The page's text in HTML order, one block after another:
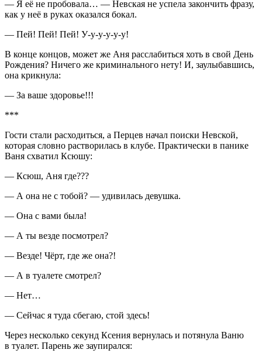
— Я её не пробовала… — Невская не успела закончить фразу,
как у неё в руках оказался бокал.
— Пей! Пей! Пей! У-у-у-у-у-у!
В конце концов, может же Аня расслабиться хоть в свой День
Рождения? Ничего же криминального нету! И, заулыбавшись,
она крикнула:
— За ваше здоровье!!!
***
Гости стали расходиться, а Перцев начал поиски Невской,
которая словно растворилась в клубе. Практически в панике
Ваня схватил Ксюшу:
— Ксюш, Аня где???
— А она не с тобой? — удивилась девушка.
— Она с вами была!
— А ты везде посмотрел?
— Везде! Чёрт, где же она?!
— А в туалете смотрел?
— Нет…
— Сейчас я туда сбегаю, стой здесь!
Через несколько секунд Ксения вернулась и потянула Ваню
в туалет. Парень же заупирался: